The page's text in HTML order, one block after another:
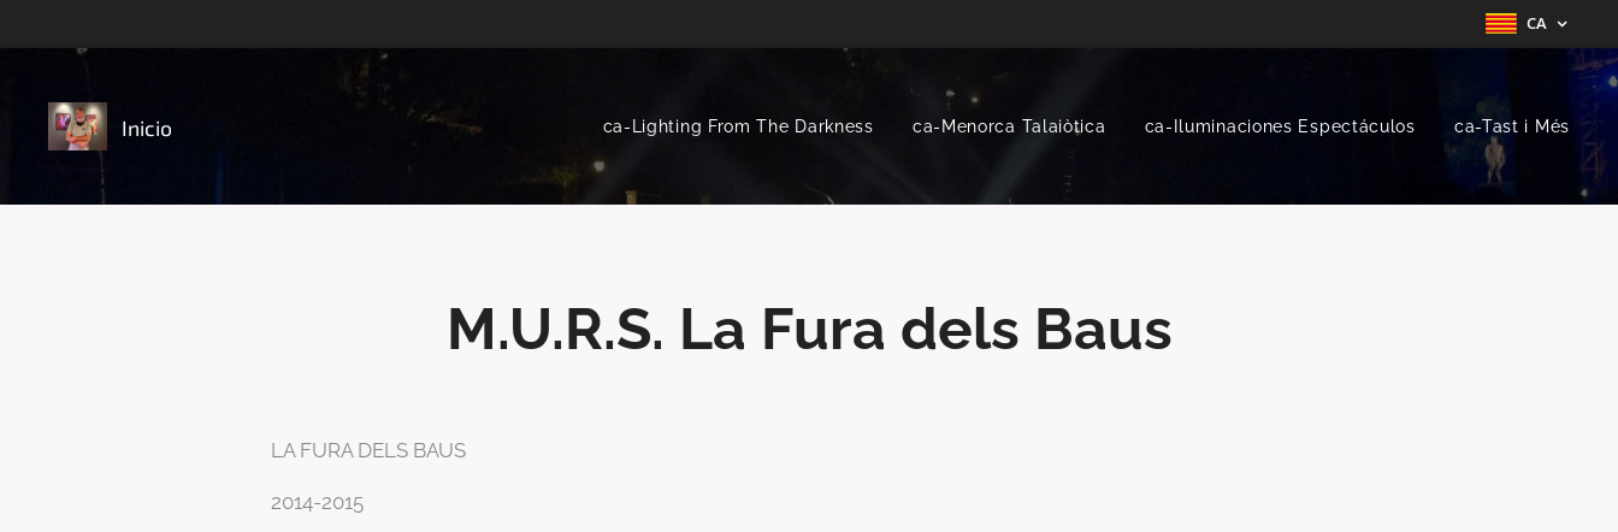
CA
Inicio ca-Lighting From The Darkness ca-Menorca Talaiòtica ca-Iluminaciones Espectáculos ca-Tast i Més
M.U.R.S. La Fura dels Baus
LA FURA DELS BAUS
2014-2015